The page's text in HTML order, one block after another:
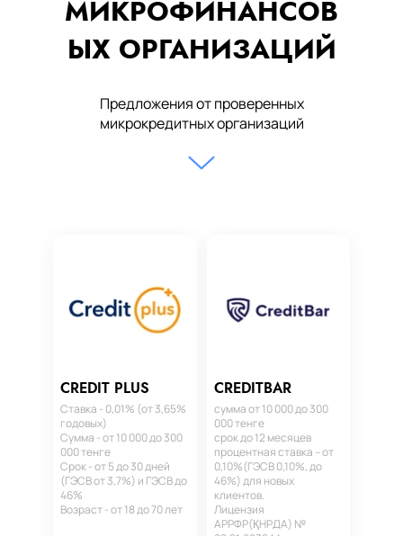
МИКРОФИНАНСОВ
ЫХ ОРГАНИЗАЦИЙ
Предложения от проверенных
микрокредитных организаций
CREDIT PLUS
Ставка - 0,01% (от 3,65%
годовых)
Сумма - от 10 000 до 300
000 тенге
Срок - от 5 до 30 дней
(ГЭСВ от 3,7%) и ГЭСВ до
46%
Возраст - от 18 до 70 лет
CREDITBAR
сумма от 10 000 до 300
000 тенге
срок до 12 месяцев
процентная ставка – от
0,10%(ГЭСВ 0,10%, до
46%) для новых
клиентов.
Лицензия
АРРФР(ҚНРДА) №